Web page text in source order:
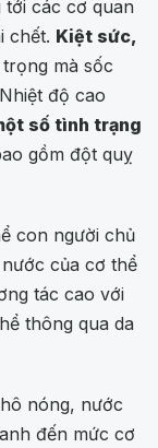
các cơ quan
chết. Kiệt sức,
mà sốc
độ cao
số tình trạng
gồm đột quỵ
con người chủ
của cơ thể
tác cao với
thông qua da
nóng, nước
đến mức cơ